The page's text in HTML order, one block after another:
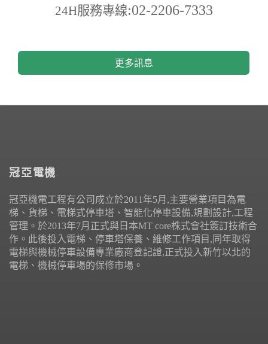
24H服務專線:02-2206-7333
更多訊息
冠亞電機
冠亞機電工程有公司成立於2011年5月,主要營業項目為電
梯、貨梯、電梯式停車塔、智能化停車設備,規劃設計,工程
管理。於2013年7月正式與日本MT core株式會社簽訂技術合
作。此後投入電梯、停車塔保養、維修工作項目,同年取得
電梯與機械停車設備專業廠商登記證,正式投入新竹以北的
電梯、機械停車場的保修市場。